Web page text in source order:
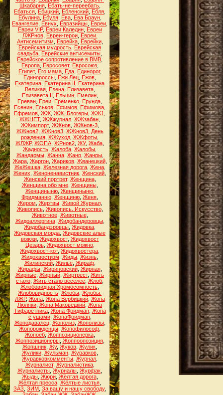
Шкабарня, Ебать-не-переебать,
Ебаться Ебицкий Ебленский Ебля
Ебулина, Ебуля, Ева, Ева Браун,
Евангелие Евнух Евразийцы Евреи
Евреи VIP, Евреи Каледин, Евреи
ЛЖРнов, Евреи-герои, Евреи.
Антисемитизм
Еврейка, Еврейки,
Еврейская мудрость Еврейская
свадьба Еврейские антисемиты
Еврейское сопротивление в ВМВ
Европа, Евросовет, Евросоюз,
Египет, Его мама, Еда, Единорог,
Единороссы Ежи Лец Ежов
Екатерина Екатерина II
Екатерина
Великая, Елена, Елизавета,
Елизавета II
Ельцин, Емелин,
Ереван Ереи Еременко Ерунда
Есенин Еськов Ефимов Ефимова
Ефремов ЖЖ ЖЖ. Блогеры ЖЖ1
ЖЖНЕТ, ЖЖжурнал ЖЖзабан
ЖЖимпорт, ЖЖнов, ЖЖнов-3,
ЖЖнов2, ЖЖнов3, ЖЖнов3. День
рождения ЖЖуход ЖЖфоты
ЖЛЖР, ЖОПА ЖРнов2 ЖУ, Жаба
Жадность Жалоба Жалобы
Жандармы, Жанна, Жанр, Жанры,
Жара, Жаргон, Жариков, Жванецкий,
ЖеЖешка, Железная дорога, Жена,
Жених Женоненавистник Женский
Женский портрет, Женщина,
Женщина обо мне, Женщины,
Женщиныню, Женщиныню.
Фридманню Женщиню Женя
Жером Жертвы, Живой Журнал,
Живопись, Живопись. Искусство,
Животное, Животные,
Жидоаллергина, Жидобандеровцы,
Жидобандэровцы Жидовка
Жидовская морда Жидовские алые
вожжи, Жидохвост, Жидохвост
Цезарь, Жидохвост можно,
Жидохвост-кот, Жидохвостера
Жидохвостизм Жиды Жизнь
Жилинский, Жильё, Жираф,
Жирафы, Жириновский, Жирная,
Жирные Жирный Жиртрест, Жить
стало Жить стало веселее Жлоб
Жлобовидная Хромосомность
Жлобовидность Жлобы Жлобы.
ЛЖР, Жопа, Жопа Вербицкий, Жопа
Люляки Жопа Маковецкий Жопа
Тифаретника, Жопа Фридман, Жопа
с ушами, ЖопаФридман,
Жоподавалец, Жополиз, Жополизы,
Жопорожденцы Жопофилософ
Жопоёб, Жоппозиционерка,
Жоппозиционеры, Жоппоопозиция,
Жопшник Жу, Жуков Жулик
Жулики, Жульман, Журавков,
Журавковкомменты Журнал
Журналист, Журналистика,
Журналисты Журналы Журфак
Жыды, Жюри, Жёлтая дорога,
Жёлтая пресса Жёлтые листья
ЗАЗ ЗИМ За вашу и нашу свободу,